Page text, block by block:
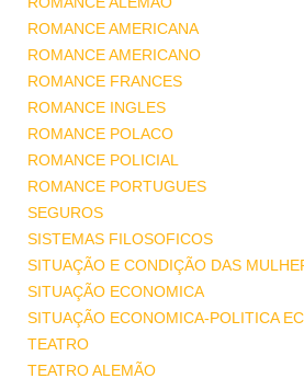
ROMANCE AMERICANA
ROMANCE AMERICANO
ROMANCE FRANCES
ROMANCE INGLES
ROMANCE POLACO
ROMANCE POLICIAL
ROMANCE PORTUGUES
SEGUROS
SISTEMAS FILOSOFICOS
SITUAÇÃO E CONDIÇÃO DAS
SITUAÇÃO ECONOMICA
SITUAÇÃO ECONOMICA-POLITICA
TEATRO
TEATRO ALEMÃO